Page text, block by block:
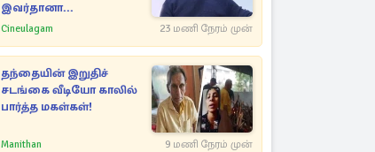
இவர்தானா...
Cineulagam 23 மணி நேரம் முன்
தந்தையின் இறுதிச்
சடங்கை வீடியோ காலில்
பார்த்த மகள்கள்!
Manithan 9 மணி நேரம் முன்